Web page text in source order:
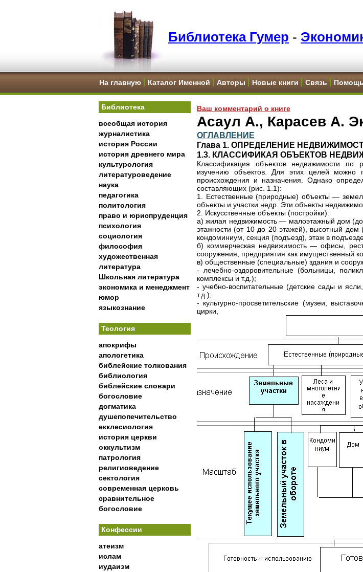
Библиотека Гумер -
На главную Каталог Именной Авторы Новые книги Связь
Библиотека
всеобщая история
журналистика
история России
история древнего мира
культурология
литературоведение
наука
педагогика
политология
право и юриспруденция
психология
социология
философия
художественная
литература
Школьная литература
экономика и менеджмент
юмор
языкознание
Теология
апокрифы
апологетика
библейские толкования
библиология
библейские словари
богословие
догматика
душепопечительство
екклесиология
история церкви
оккультизм
патрология
религиоведение
сектология
современная церковь
сравнительное
богословие
Конфессии
атеизм
ислам
иудаизм
Ваш комментарий о книге
Асаул А., Карасев А.
ОГЛАВЛЕНИЕ
Глава 1. ОПРЕДЕЛЕНИЕ
1.3. КЛАССИФИКАЯ ОБЪЕКТОВ
Классификация объектов недвижимости по
изучению объектов. Для этих целей можно
происхождения и назначения. Однако
составляющих (рис. 1.1):
1. Естественные (природные) объекты —
объекты и участки недр. Эти объекты
2. Искусственные объекты (постройки):
а) жилая недвижимость — малоэтажный дом
этажности (от 10 до 20 этажей), высотный
кондоминиум, секция (подъезд), этаж в
б) коммерческая недвижимость — офисы,
сооружения, предприятия как имущественный
в) общественные (специальные) здания и
- лечебно-оздоровительные (больницы,
комплексы и т.д.);
- учебно-воспитательные (детские сады и
т.д.);
- культурно-просветительские (музеи,
цирки,